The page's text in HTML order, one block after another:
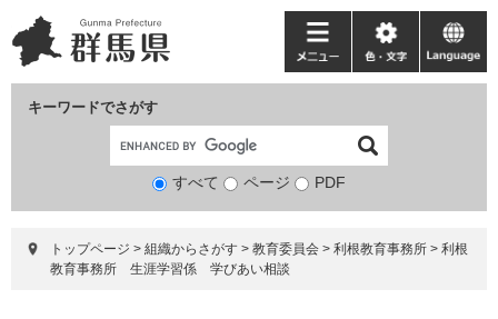
ー
ジ
ニ
ュ
て
キーワードでさがす
検
象
すべて ページ PDF
メ
ニ
ー
色・
文
language
トップページ > 組織からさがす > 教育委員会 > 利根教育事務所 > 利根
教育事務所 生涯学習係 学びあい相談